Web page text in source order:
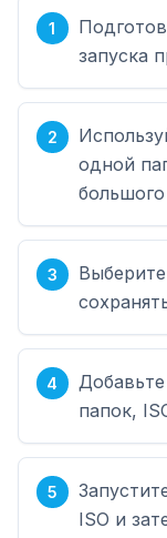
запуска
одной
папок,
ISO и